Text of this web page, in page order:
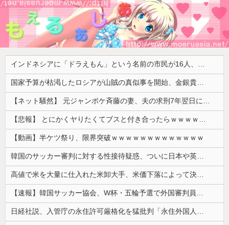
インドネシアに「ドラえもん」という名前の市民が16人、「のび太」は181人
国家予算が枯渇したロシアが山賊の真似事を開始、金銀貴金属じゃなくて自動車とかってところがリアリティありすぎる……
【ネット騒然】 元ジャンポケ斉藤の妻、夫の求刑7年翌日にインスタ更新！その内容がガチでヤバすぎる…
【悲報】 とにかくヤりたくてブスと付き合ったらｗｗｗｗｗｗｗｗｗｗｗｗｗｗｗ
【動画】半ケツ祭り、限界突破ｗｗｗｗｗｗｗｗｗｗｗｗｗ
韓国のサッカー審判に対する性接待疑惑、ついに日本や英国メディアにも取り上げられ国際問題に発展w
高値で米を大量に仕入れた米卸大手、米価下落によって決算が凄まじいことになっている模様
【速報】韓国サッカー協会、W杯・五輪予選で外国審判員や監督官を性接待！！！！
日経社説、入管庁の永住許可厳格化を猛批判「永住外国人の生活保護受給をなくす目的、外国人の意欲をそがないか懸念」「外国人を一時的な労働力ではなく、...